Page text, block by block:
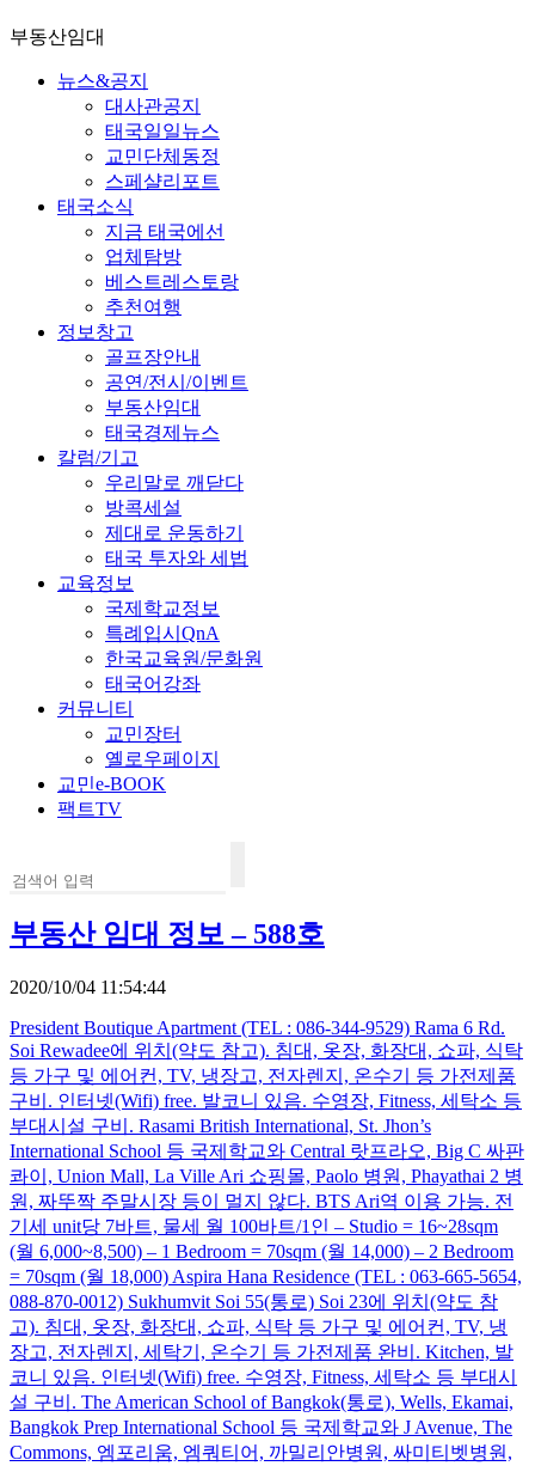
부동산임대
뉴스&공지
대사관공지
태국일일뉴스
교민단체동정
스페샬리포트
태국소식
지금 태국에선
업체탐방
베스트레스토랑
추천여행
정보창고
골프장안내
공연/전시/이벤트
부동산임대
태국경제뉴스
칼럼/기고
우리말로 깨닫다
방콕세설
제대로 운동하기
태국 투자와 세법
교육정보
국제학교정보
특례입시QnA
한국교육원/문화원
태국어강좌
커뮤니티
교민장터
옐로우페이지
교민e-BOOK
팩트TV
부동산 임대 정보 – 588호
2020/10/04 11:54:44
President Boutique Apartment (TEL : 086-344-9529) Rama 6 Rd.
Soi Rewadee에 위치(약도 참고). 침대, 옷장, 화장대, 쇼파, 식탁
등 가구 및 에어컨, TV, 냉장고, 전자렌지, 온수기 등 가전제품
구비. 인터넷(Wifi) free. 발코니 있음. 수영장, Fitness, 세탁소 등
부대시설 구비. Rasami British International, St. Jhon’s
International School 등 국제학교와 Central 랏프라오, Big C 싸판
콰이, Union Mall, La Ville Ari 쇼핑몰, Paolo 병원, Phayathai 2 병
원, 짜뚜짝 주말시장 등이 멀지 않다. BTS Ari역 이용 가능. 전
기세 unit당 7바트, 물세 월 100바트/1인 – Studio = 16~28sqm
(월 6,000~8,500) – 1 Bedroom = 70sqm (월 14,000) – 2 Bedroom
= 70sqm (월 18,000) Aspira Hana Residence (TEL : 063-665-5654,
088-870-0012) Sukhumvit Soi 55(통로) Soi 23에 위치(약도 참
고). 침대, 옷장, 화장대, 쇼파, 식탁 등 가구 및 에어컨, TV, 냉
장고, 전자렌지, 세탁기, 온수기 등 가전제품 완비. Kitchen, 발
코니 있음. 인터넷(Wifi) free. 수영장, Fitness, 세탁소 등 부대시
설 구비. The American School of Bangkok(통로), Wells, Ekamai,
Bangkok Prep International School 등 국제학교와 J Avenue, The
Commons, 엠포리움, 엠쿼티어, 까밀리안병원, 싸미티벳병원,